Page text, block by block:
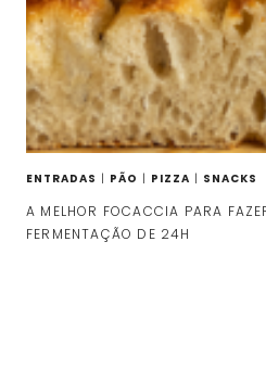
ENTRADAS | PÃO | PIZZA | SNACKS
A MELHOR FOCACCIA PARA
FERMENTAÇÃO DE 24H